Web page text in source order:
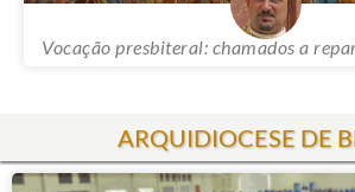
Vocação presbiteral: chamados a
ARQUIDIOCESE DE